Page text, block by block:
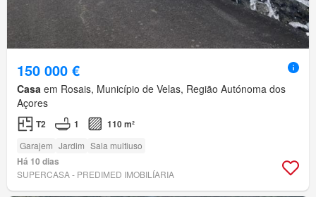
150 000 €
Casa em Rosais, Município de Velas, Região Autónoma dos
Açores
T2 1 110 m²
Garajem Jardim Sala multiuso
Há 10 dias
SUPERCASA - PREDIMED IMOBILÍARIA